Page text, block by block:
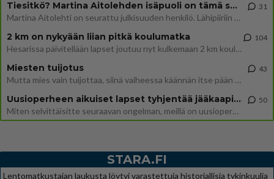
Tiesitkö? Martina Aitolehden isäpuoli on tämä suosittu laulaja
Martina Aitolehti on seurattu julkisuuden henkilö. Lähipiiriin mahtuu muitakin tunnettuja henkilöitä. Tiesitkö, että Ma
31
2 km on nykyään liian pitkä koulumatka
Hesarissa päivitellään lapset joutuu nyt kulkemaan 2 km kouluun jösses. Ruostefillarilla tuo matka menee vaikka miten äk
104
Miesten tuijotus
Mutta mies vain tuijottaa, siinä vaiheessa käännän itse pään pois. Mikä juttu? Yleensä jos joku tuijottaa tai katsoo, hä
43
Uusioperheen aikuiset lapset tyhjentää jääkaapin käydessään
Miten selvittäisitte seuraavan ongelman, meillä on uusioperhe, minulla teini-ikäiset lapset ja puolisolla aikuiset, jotk
50
STARA.FI
Lentomatkustajan laukusta löytyi varastettuja historiallisia tykinkuulia